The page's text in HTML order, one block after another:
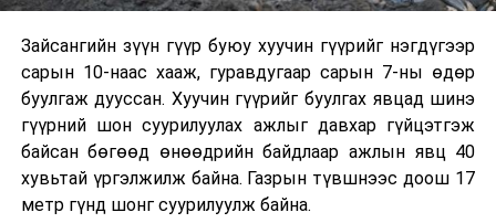
Зайсангийн зүүн гүүр буюу хуучин гүүрийг нэгдүгээр
сарын 10-наас хааж, гуравдугаар сарын 7-ны өдөр
буулгаж дууссан. Хуучин гүүрийг буулгах явцад шинэ
гүүрний шон суурилуулах ажлыг давхар гүйцэтгэж
байсан бөгөөд өнөөдрийн байдлаар ажлын явц 40
хувьтай үргэлжилж байна. Газрын түвшнээс доош 17
метр гүнд шонг суурилуулж байна.